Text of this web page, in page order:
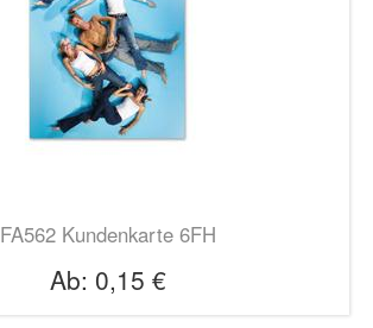
FA562 Kundenkarte 6FH
Ab: 0,15 €